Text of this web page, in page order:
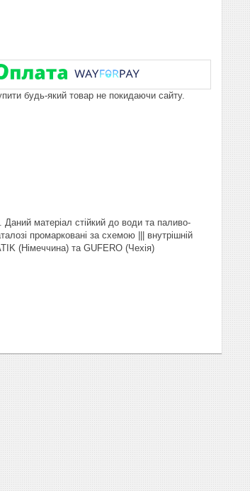
будь-який товар не покидаючи сайту.
Даний матеріал стійкий до води та паливо-
промарковані за схемою ||| внутрішній
(Німеччина) та GUFERO (Чехія)